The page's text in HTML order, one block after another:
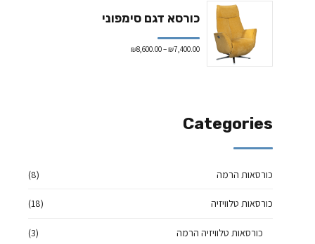
כורסא דגם סימפוני
₪7,400.00
–
₪8,600.00
Categories
כורסאות הרמה (8)
כורסאות טלוויזיה (18)
כורסאות טלוויזיה הרמה (3)